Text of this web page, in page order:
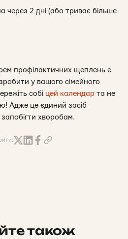
через 2 дні (або триває більше
профілактичних щеплень є
у вашого сімейного
собі цей календар та не
Адже це єдиний засіб
хворобам.
також